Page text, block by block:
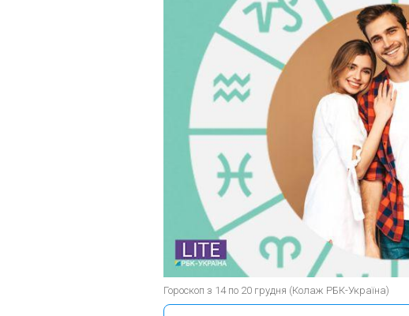
Гороскоп з 14 по 20 грудня (Колаж РБК-Україна)